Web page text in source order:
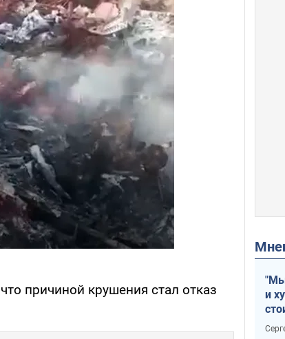
причиной крушения стал отказ
и